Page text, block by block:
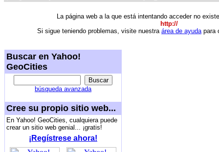
La página web a la que está intentando acceder no
http://
Si sigue teniendo problemas, visite nuestra área de ayudapara
Buscar en Yahoo!
GeoCities
búsqueda avanzada
Cree su propio sitio web...
En Yahoo! GeoCities, cualquiera puede
crear un sitio web genial... ¡gratis!
¡Regístrese ahora!